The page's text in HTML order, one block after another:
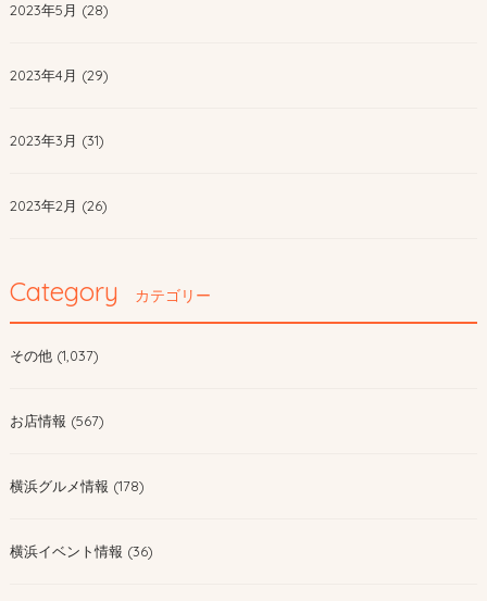
2023年5月 (28)
2023年4月 (29)
2023年3月 (31)
2023年2月 (26)
Category カテゴリー
その他 (1,037)
お店情報 (567)
横浜グルメ情報 (178)
横浜イベント情報 (36)